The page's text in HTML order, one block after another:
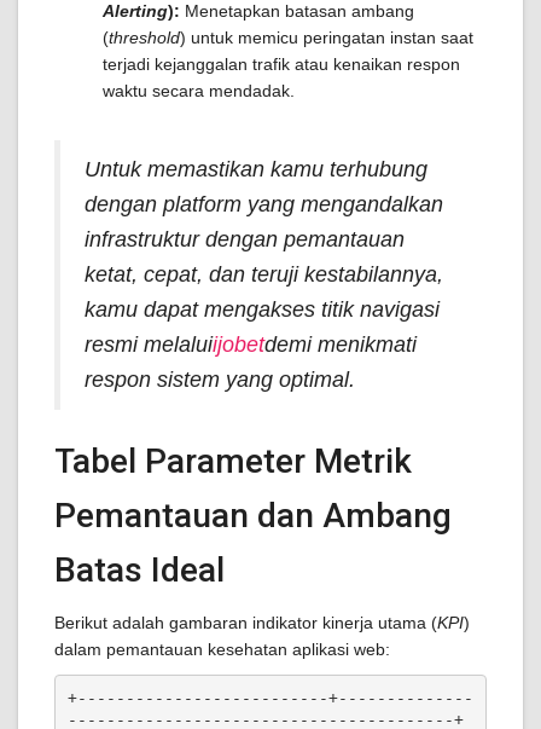
Alerting): Menetapkan batasan ambang
(threshold) untuk memicu peringatan instan saat
terjadi kejanggalan trafik atau kenaikan respon
waktu secara mendadak.
Untuk memastikan kamu terhubung
dengan platform yang mengandalkan
infrastruktur dengan pemantauan
ketat, cepat, dan teruji kestabilannya,
kamu dapat mengakses titik navigasi
resmi melaluiijobetdemi menikmati
respon sistem yang optimal.
Tabel Parameter Metrik
Pemantauan dan Ambang
Batas Ideal
Berikut adalah gambaran indikator kinerja utama (KPI)
dalam pemantauan kesehatan aplikasi web:
+--------------------------+--------------
----------------------------------------+